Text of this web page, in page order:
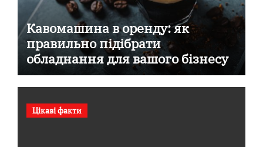
Кавомашина в оренду: як
правильно підібрати
обладнання для вашого бізнесу
Цікаві факти